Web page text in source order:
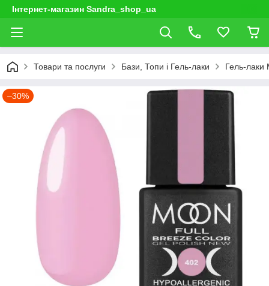
Інтернет-магазин Sandra_shop_ua
Товари та послуги Бази, Топи і Гель-лаки Гель-лаки
–30%